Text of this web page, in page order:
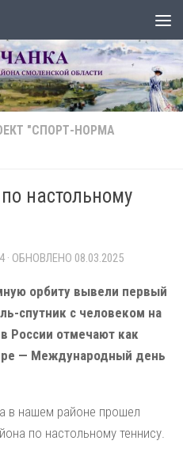
"СПОРТ-НОРМА
настольному
· ОБНОВЛЕНО 08.03.2025
орбиту вывели первый
спутник с человеком на
России отмечают как
— Международный день
в нашем районе прошел
по настольному теннису.